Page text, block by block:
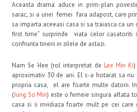
Aceasta drama aduce in prim-plan
sarac, si a unei femei fara adapost, care
sa imparta aceeasi casa si sa traiasca ca un
first time” surprinde viata celor casatoriti
confrunta tinerii in zilele de astazi.
Nam Se Hee (rol interpretat de Lee Min Ki
aproximativ 30 de ani. El s-a hotarat sa nu
propria casa, el are foarte multe datorii.
(Jung So Min) este o femeie singura aflata
casa si ii invidiaza foarte mult pe cei care